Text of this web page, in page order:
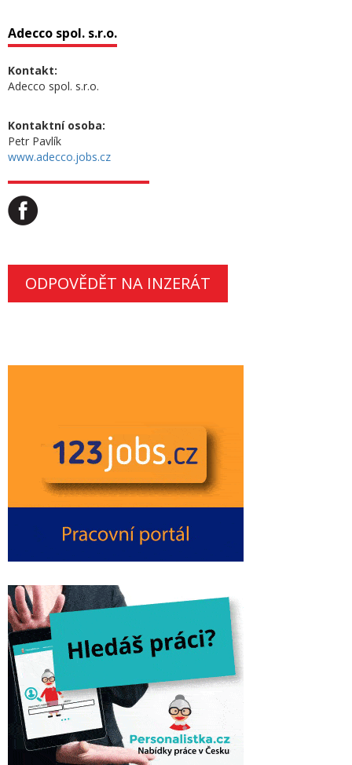
Adecco spol. s.r.o.
Kontakt:
Adecco spol. s.r.o.
Kontaktní osoba:
Petr Pavlík
www.adecco.jobs.cz
ODPOVĚDĚT NA INZERÁT